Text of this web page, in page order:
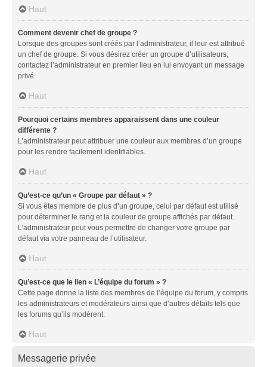
Haut
Comment devenir chef de groupe ?
Lorsque des groupes sont créés par l’administrateur, il leur est attribué
un chef de groupe. Si vous désirez créer un groupe d’utilisateurs,
contactez l’administrateur en premier lieu en lui envoyant un message
privé.
Haut
Pourquoi certains membres apparaissent dans une couleur
différente ?
L’administrateur peut attribuer une couleur aux membres d’un groupe
pour les rendre facilement identifiables.
Haut
Qu’est-ce qu’un « Groupe par défaut » ?
Si vous êtes membre de plus d’un groupe, celui par défaut est utilisé
pour déterminer le rang et la couleur de groupe affichés par défaut.
L’administrateur peut vous permettre de changer votre groupe par
défaut via votre panneau de l’utilisateur.
Haut
Qu’est-ce que le lien « L’équipe du forum » ?
Cette page donne la liste des membres de l’équipe du forum, y compris
les administrateurs et modérateurs ainsi que d’autres détails tels que
les forums qu’ils modèrent.
Haut
Messagerie privée